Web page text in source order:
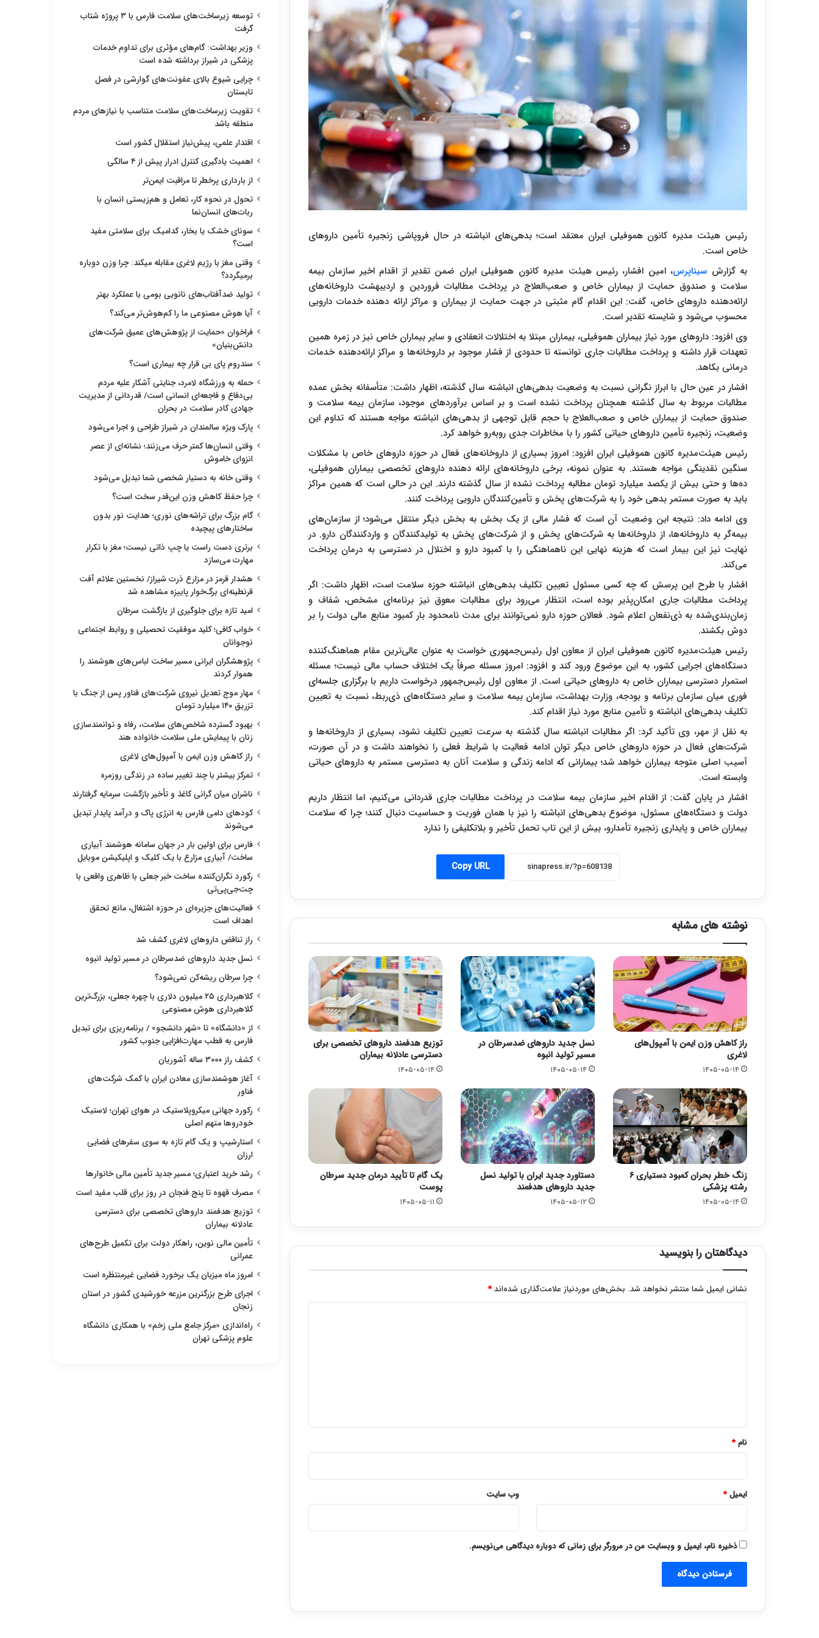
رئیس هیئت‌ مدیره کانون هموفیلی ایران معتقد است؛ بدهی‌های انباشته در حال فروپاشی زنجیره تأمین داروهای
خاص است.
به گزارش سیناپرس، امین افشار، رئیس هیئت‌ مدیره کانون هموفیلی ایران ضمن تقدیر از اقدام اخیر سازمان بیمه
سلامت و صندوق حمایت از بیماران خاص و صعب‌العلاج در پرداخت مطالبات فروردین و اردیبهشت‌ داروخانه‌های
ارائه‌دهنده داروهای خاص، گفت: این اقدام گام مثبتی در جهت حمایت از بیماران و مراکز ارائه‌ دهنده خدمات دارویی
محسوب می‌شود و شایسته تقدیر است.
وی افزود: داروهای مورد نیاز بیماران هموفیلی، بیماران مبتلا به اختلالات انعقادی و سایر بیماران خاص نیز در زمره همین
تعهدات قرار داشته و پرداخت مطالبات جاری توانسته تا حدودی از فشار موجود بر داروخانه‌ها و مراکز ارائه‌دهنده خدمات
درمانی بکاهد.
افشار در عین حال با ابراز نگرانی نسبت به وضعیت بدهی‌های انباشته سال گذشته، اظهار داشت: متأسفانه بخش عمده
مطالبات مربوط به سال گذشته همچنان پرداخت نشده است و بر اساس برآوردهای موجود، سازمان بیمه سلامت و
صندوق حمایت از بیماران خاص و صعب‌العلاج با حجم قابل توجهی از بدهی‌های انباشته مواجه هستند که تداوم این
وضعیت، زنجیره تأمین داروهای حیاتی کشور را با مخاطرات جدی روبه‌رو خواهد کرد.
رئیس هیئت‌مدیره کانون هموفیلی ایران افزود: امروز بسیاری از داروخانه‌های فعال در حوزه داروهای خاص با مشکلات
سنگین نقدینگی مواجه هستند. به عنوان نمونه، برخی داروخانه‌های ارائه‌ دهنده داروهای تخصصی بیماران هموفیلی،
ده‌ها و حتی بیش از یکصد میلیارد تومان مطالبه پرداخت‌ نشده از سال گذشته دارند. این در حالی است که همین مراکز
باید به صورت مستمر بدهی خود را به شرکت‌های پخش و تأمین‌کنندگان دارویی پرداخت کنند.
وی ادامه داد: نتیجه این وضعیت آن است که فشار مالی از یک بخش به بخش دیگر منتقل می‌شود؛ از سازمان‌های
بیمه‌گر به داروخانه‌ها، از داروخانه‌ها به شرکت‌های پخش و از شرکت‌های پخش به تولیدکنندگان و واردکنندگان دارو. در
نهایت نیز این بیمار است که هزینه نهایی این ناهماهنگی را با کمبود دارو و اختلال در دسترسی به درمان پرداخت
می‌کند.
افشار با طرح این پرسش که چه کسی مسئول تعیین تکلیف بدهی‌های انباشته حوزه سلامت است، اظهار داشت: اگر
پرداخت مطالبات جاری امکان‌پذیر بوده است، انتظار می‌رود برای مطالبات معوق نیز برنامه‌ای مشخص، شفاف و
زمان‌بندی‌شده به ذی‌نفعان اعلام شود. فعالان حوزه دارو نمی‌توانند برای مدت نامحدود بار کمبود منابع مالی دولت را بر
دوش بکشند.
رئیس هیئت‌مدیره کانون هموفیلی ایران از معاون اول رئیس‌جمهوری خواست به عنوان عالی‌ترین مقام هماهنگ‌کننده
دستگاه‌های اجرایی کشور، به این موضوع ورود کند و افزود: امروز مسئله صرفاً یک اختلاف حساب مالی نیست؛ مسئله
استمرار دسترسی بیماران خاص به داروهای حیاتی است. از معاون اول رئیس‌جمهور درخواست داریم با برگزاری جلسه‌ای
فوری میان سازمان برنامه و بودجه، وزارت بهداشت، سازمان بیمه سلامت و سایر دستگاه‌های ذی‌ربط، نسبت به تعیین
تکلیف بدهی‌های انباشته و تأمین منابع مورد نیاز اقدام کند.
به نقل از مهر، وی تأکید کرد: اگر مطالبات انباشته سال گذشته به سرعت تعیین تکلیف نشود، بسیاری از داروخانه‌ها و
شرکت‌های فعال در حوزه داروهای خاص دیگر توان ادامه فعالیت با شرایط فعلی را نخواهند داشت و در آن صورت،
آسیب اصلی متوجه بیماران خواهد شد؛ بیمارانی که ادامه زندگی و سلامت آنان به دسترسی مستمر به داروهای حیاتی
وابسته است.
افشار در پایان گفت: از اقدام اخیر سازمان بیمه سلامت در پرداخت مطالبات جاری قدردانی می‌کنیم، اما انتظار داریم
دولت و دستگاه‌های مسئول، موضوع بدهی‌های انباشته را نیز با همان فوریت و حساسیت دنبال کنند؛ چرا که سلامت
بیماران خاص و پایداری زنجیره تأمدارو، بیش از این تاب تحمل تأخیر و بلاتکلیفی را ندارد
Copy URL
نوشته های مشابه
راز کاهش وزن ایمن با آمپول‌های
لاغری
۱۴۰۵-۰۵-۱۴
نسل جدید داروهای ضدسرطان در
مسیر تولید انبوه
۱۴۰۵-۰۵-۱۴
توزیع هدفمند داروهای تخصصی برای
دسترسی عادلانه بیماران
۱۴۰۵-۰۵-۱۴
زنگ خطر بحران کمبود دستیاری ۶
رشته پزشکی
۱۴۰۵-۰۵-۱۴
دستاورد جدید ایران با تولید نسل
جدید داروهای هدفمند
۱۴۰۵-۰۵-۱۲
یک گام تا تأیید درمان جدید سرطان
پوست
۱۴۰۵-۰۵-۱۱
دیدگاهتان را بنویسید
نشانی ایمیل شما منتشر نخواهد شد. بخش‌های موردنیاز علامت‌گذاری شده‌اند*
نام*
ایمیل* وب‌ سایت
ذخیره نام، ایمیل و وبسایت من در مرورگر برای زمانی که دوباره دیدگاهی می‌نویسم.
توسعه زیرساخت‌های سلامت فارس با ۳ پروژه شتاب
گرفت
وزیر بهداشت: گام‌های مؤثری برای تداوم خدمات
پزشکی در شیراز برداشته شده است
چرایی شیوع بالای عفونت‌های گوارشی در فصل
تابستان
تقویت زیرساخت‌های سلامت متناسب با نیازهای مردم
منطقه باشد
اقتدار علمی، پیش‌نیاز استقلال کشور است
اهمیت یادگیری کنترل ادرار پیش از ۴ سالگی
از بارداری پرخطر تا مراقبت ایمن‌تر
تحول در نحوه کار، تعامل و هم‌زیستی انسان با
ربات‌های انسان‌نما
سونای خشک یا بخار، کدامیک برای سلامتی مفید
است؟
وقتی مغز با رژیم لاغری مقابله میکند: چرا وزن دوباره
برمیگردد؟
تولید ضدآفتاب‌های نانویی بومی با عملکرد بهتر
آیا هوش مصنوعی ما را کم‌هوش‌تر می‌کند؟
فراخوان «حمایت از پژوهش‌های عمیق شرکت‌های
دانش‌بنیان»
سندروم پای بی قرار چه بیماری است؟
حمله به ورزشگاه لامرد، جنایتی آشکار علیه مردم
بی‌دفاع و فاجعه‌ای انسانی است/ قدردانی از مدیریت
جهادی کادر سلامت در بحران
پارک ویژه سالمندان در شیراز طراحی و اجرا می‌شود
وقتی انسان‌ها کمتر حرف می‌زنند؛ نشانه‌ای از عصر
انزوای خاموش
وقتی خانه به دستیار شخصی شما تبدیل می‌شود
چرا حفظ کاهش وزن این‌قدر سخت است؟
گام بزرگ برای تراشه‌های نوری؛ هدایت نور بدون
ساختارهای پیچیده
برتری دست راست یا چپ ذاتی نیست؛ مغز با تکرار
مهارت می‌سازد
هشدار قرمز در مزارع ذرت شیراز/ نخستین علائم آفت
قرنطینه‌ای برگ‌خوار پاییزه مشاهده شد
امید تازه برای جلوگیری از بازگشت سرطان
خواب کافی؛ کلید موفقیت تحصیلی و روابط اجتماعی
نوجوانان
پژوهشگران ایرانی مسیر ساخت لباس‌های هوشمند را
هموار کردند
مهار موج تعدیل نیروی شرکت‌های فناور پس از جنگ با
تزریق ۱۴۰ میلیارد تومان
بهبود گسترده شاخص‌های سلامت، رفاه و توانمندسازی
زنان با پیمایش ملی سلامت خانواده هند
راز کاهش وزن ایمن با آمپول‌های لاغری
تمرکز بیشتر با چند تغییر ساده در زندگی روزمره
ناشران میان گرانی کاغذ و تأخیر بازگشت سرمایه گرفتارند
کودهای دامی فارس به انرژی پاک و درآمد پایدار تبدیل
می‌شوند
فارس برای اولین بار در جهان سامانه هوشمند آبیاری
ساخت/ آبیاری مزارع با یک کلیک و اپلیکیشن موبایل
رکورد نگران‌کننده ساخت خبر جعلی با ظاهری واقعی با
چت‌جی‌پی‌تی
فعالیت‌های جزیره‌ای در حوزه اشتغال، مانع تحقق
اهداف است
راز تناقض داروهای لاغری کشف شد
نسل جدید داروهای ضدسرطان در مسیر تولید انبوه
چرا سرطان ریشه‌کن نمی‌شود؟
کلاهبرداری ۲۵ میلیون دلاری با چهره جعلی، بزرگ‌ترین
کلاهبرداری هوش مصنوعی
از «دانشگاه» تا «شهر دانشجو» / برنامه‌ریزی برای تبدیل
فارس به قطب مهارت‌افزایی جنوب کشور
کشف راز ۳۰۰۰ ساله آشوریان
آغاز هوشمندسازی معادن ایران با کمک شرکت‌های
فناور
رکورد جهانی میکروپلاستیک در هوای تهران؛ لاستیک
خودروها متهم اصلی
استارشیپ و یک گام تازه به سوی سفرهای فضایی
ارزان
رشد خرید اعتباری؛ مسیر جدید تأمین مالی خانوارها
مصرف قهوه تا پنج فنجان در روز برای قلب مفید است
توزیع هدفمند داروهای تخصصی برای دسترسی
عادلانه بیماران
تأمین مالی نوین، راهکار دولت برای تکمیل طرح‌های
عمرانی
امروز ماه میزبان یک برخورد فضایی غیرمنتظره است
اجرای طرح بزرگترین مزرعه خورشیدی کشور در استان
زنجان
راه‌اندازی «مرکز جامع ملی زخم» با همکاری دانشگاه
علوم پزشکی تهران